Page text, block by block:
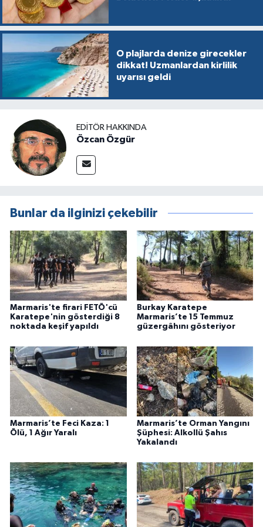
O plajlarda denize girecekler
dikkat! Uzmanlardan kirlilik
uyarısı geldi
EDITÖR HAKKINDA
Özcan Özgür
Bunlar da ilginizi çekebilir
Marmaris'te firari FETÖ'cü
Karatepe'nin gösterdiği 8
noktada keşif yapıldı
Burkay Karatepe
Marmaris’te 15 Temmuz
güzergâhını gösteriyor
Marmaris’te Feci Kaza: 1
Ölü, 1 Ağır Yaralı
Marmaris’te Orman Yangını
Şüphesi: Alkollü Şahıs
Yakalandı